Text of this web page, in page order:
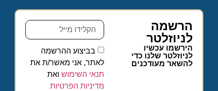
הרשמה
לניוזלטר
הירשמו עכשיו
לניוזלטר שלנו כדי
להשאר מעודכנים
בביצוע ההרשמה
לאתר, אני מאשר/ת את
תנאי השימוש ואת
מדיניות הפרטיות